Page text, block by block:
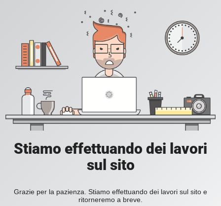
Stiamo effettuando dei lavori
sul sito
Grazie per la pazienza. Stiamo effettuando dei lavori sul sito e
ritorneremo a breve.